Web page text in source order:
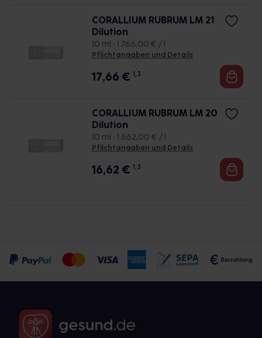
CORALLIUM RUBRUM LM 21
Dilution
10 ml • 1.766,00 € / l
Pflichtangaben und Details
17,66 € 1, 3
CORALLIUM RUBRUM LM 20
Dilution
10 ml • 1.662,00 € / l
Pflichtangaben und Details
16,62 € 1, 3